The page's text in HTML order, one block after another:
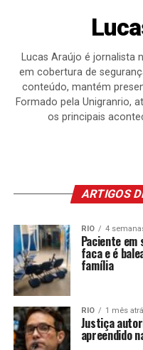
Lucas Araújo é jornalista
em cobertura de
conteúdo, mantém
Formado pela Unigranrio,
os principais
ARTIGOS
RIO 4
Paciente
faca e é
família
RIO 1 mês
Justiça
apreendido